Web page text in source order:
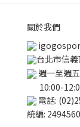
關於我們
台北市信
週一至週
10:00-
電話:
統編: